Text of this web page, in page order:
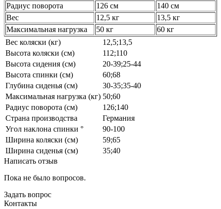
Радиус поворота
126 см
140 см
Вес
12,5 кг
13,5 кг
Максимальная нагрузка
50 кг
60 кг
Вес коляски (кг)
12,5;13,5
Высота коляски (см)
112;110
Высота сидения (см)
20-39;25-44
Высота спинки (см)
60;68
Глубина сиденья (см)
30-35;35-40
Максимальная нагрузка (кг) 50;60
Радиус поворота (см)
126;140
Страна производства
Германия
Угол наклона спинки °
90-100
Ширина коляски (см)
59;65
Ширина сиденья (см)
35;40
Написать отзыв
Пока не было вопросов.
Задать вопрос
Контакты